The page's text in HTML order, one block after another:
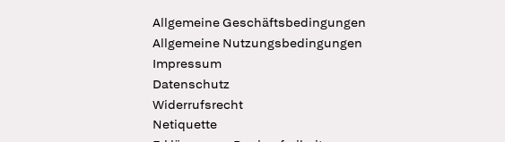
Allgemeine Geschäftsbedingungen
Allgemeine Nutzungsbedingungen
Impressum
Datenschutz
Widerrufsrecht
Netiquette